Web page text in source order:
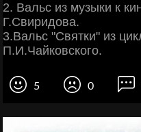
2. Вальс из музыки к
Г.Свиридова.
3.Вальс "Святки" из
П.И.Чайковского.
5 0